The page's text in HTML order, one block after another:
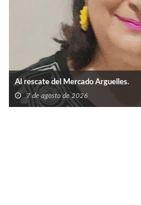
Al rescate del Mercado Arguelles.
7 de agosto de 2026